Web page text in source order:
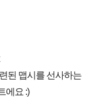
된 맵시를 선사하는
에요 :)